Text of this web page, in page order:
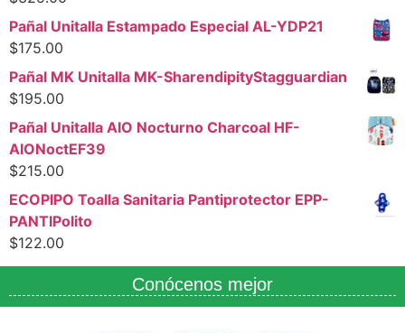
Pañal Unitalla Estampado Especial AL-YDP21
$175.00
Pañal MK Unitalla MK-SharendipityStagguardian
$195.00
Pañal Unitalla AIO Nocturno Charcoal HF-
AIONoctEF39
$215.00
ECOPIPO Toalla Sanitaria Pantiprotector EPP-
PANTIPolito
$122.00
Conócenos mejor